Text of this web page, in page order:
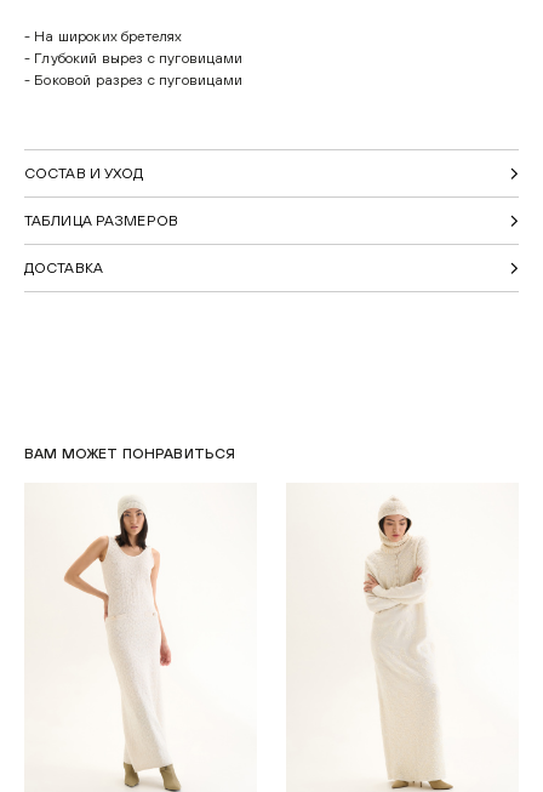
- На широких бретелях
- Глубокий вырез с пуговицами
- Боковой разрез с пуговицами
СОСТАВ И УХОД
ТАБЛИЦА РАЗМЕРОВ
ДОСТАВКА
ВАМ МОЖЕТ ПОНРАВИТЬСЯ